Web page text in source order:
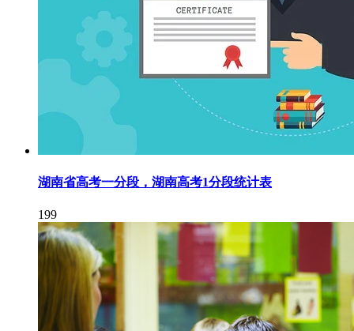
湖南省高考一分段，湖南高考1分段统计表
199